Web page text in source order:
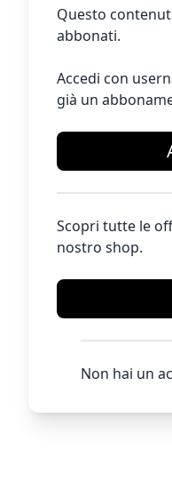
Questo
abbonati.
Accedi con
già un
Scopri tutte le
nostro shop.
Non hai un